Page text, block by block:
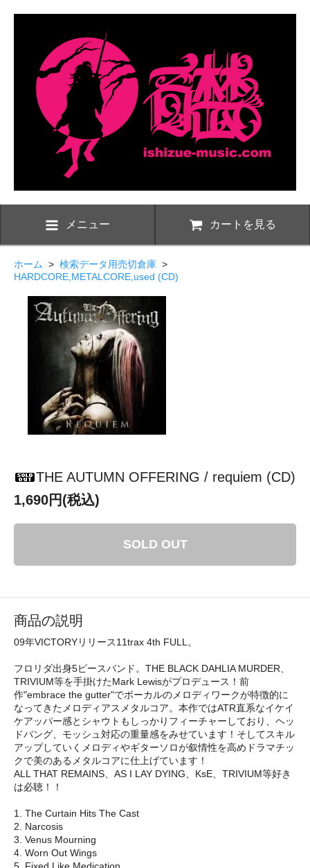
メニュー カートを見る
ホーム > 検索データ用売切倉庫 >
HARDCORE,METALCORE,used (CD)
THE AUTUMN OFFERING / requiem (CD)
1,690円(税込)
SOLD OUT
商品の説明
09年VICTORYリリース11trax 4th FULL。
フロリダ出身5ピースバンド。THE BLACK DAHLIA MURDER、
TRIVIUM等を手掛けたMark Lewisがプロデュース！前
作"embrace the gutter"でボーカルのメロディワークが特徴的に
なってきたメロディアスメタルコア。本作ではATR直系なイケイ
ケアッパー感とシャウトもしっかりフィーチャーしており、ヘッ
ドバング、モッシュ対応の重量感をみせています！そしてスキル
アップしていくメロディやギターソロが叙情性を高めドラマチッ
クで美のあるメタルコアに仕上げています！
ALL THAT REMAINS、AS I LAY DYING、KsE、TRIVIUM等好き
は必聴！！
1. The Curtain Hits The Cast
2. Narcosis
3. Venus Mourning
4. Worn Out Wings
5. Fixed Like Medication